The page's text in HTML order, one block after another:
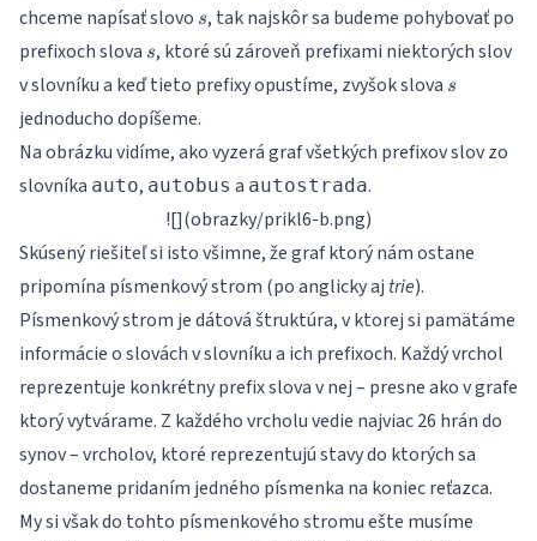
chceme napísať slovo s
s, tak najskôr sa budeme pohybovať po
prefixoch slova s
s, ktoré sú zároveň prefixami niektorých slov
v slovníku a keď tieto prefixy opustíme, zvyšok slova s
s
jednoducho dopíšeme.
Na obrázku vidíme, ako vyzerá graf všetkých prefixov slov zo
slovníka auto, autobus a autostrada.
![](obrazky/prikl6-b.png)
Skúsený riešiteľ si isto všimne, že graf ktorý nám ostane
pripomína písmenkový strom (po anglicky aj trie).
Písmenkový strom je dátová štruktúra, v ktorej si pamätáme
informácie o slovách v slovníku a ich prefixoch. Každý vrchol
reprezentuje konkrétny prefix slova v nej – presne ako v grafe
ktorý vytvárame. Z každého vrcholu vedie najviac 26 hrán do
synov – vrcholov, ktoré reprezentujú stavy do ktorých sa
dostaneme pridaním jedného písmenka na koniec reťazca.
My si však do tohto písmenkového stromu ešte musíme